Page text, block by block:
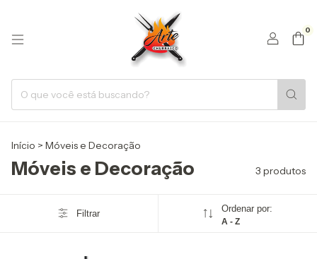
0
Início > Móveis e Decoração
Móveis e Decoração 3 produtos
Filtrar Ordenar por:
A - Z